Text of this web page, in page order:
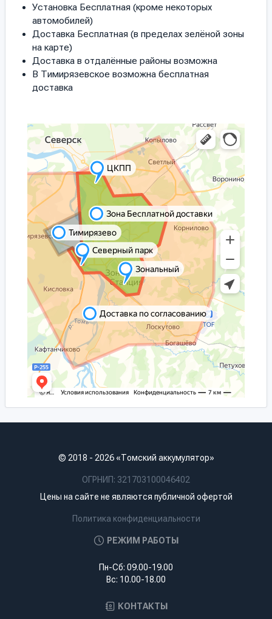
Установка Бесплатная (кроме некоторых
автомобилей)
Доставка Бесплатная (в пределах зелёной зоны
на карте)
Доставка в отдалённые районы возможна
В Тимирязевское возможна бесплатная
доставка
© 2018 - 2026 «Томский аккумулятор»
ОГРНИП: 321703100046402
Цены на сайте не являются публичной офертой
Политика конфиденциальности
РЕЖИМ РАБОТЫ
Пн-Сб: 09.00-19.00
Вс: 10.00-18.00
КОНТАКТЫ